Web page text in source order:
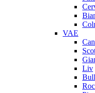
VAE
Liv